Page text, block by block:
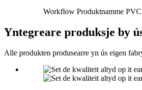
Workflow Produktnamme
Yntegreare produksje by
Alle produkten produsearre yn ús eigen